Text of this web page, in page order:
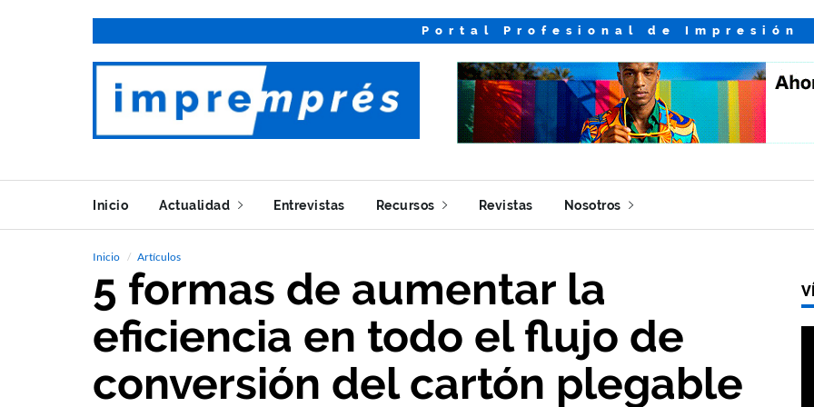
Portal Profesional de Impresión
Inicio Actualidad Entrevistas Recursos Revistas Nosotros
Inicio Artículos
5 formas de aumentar la
eficiencia en todo el flujo de
conversión del cartón plegable